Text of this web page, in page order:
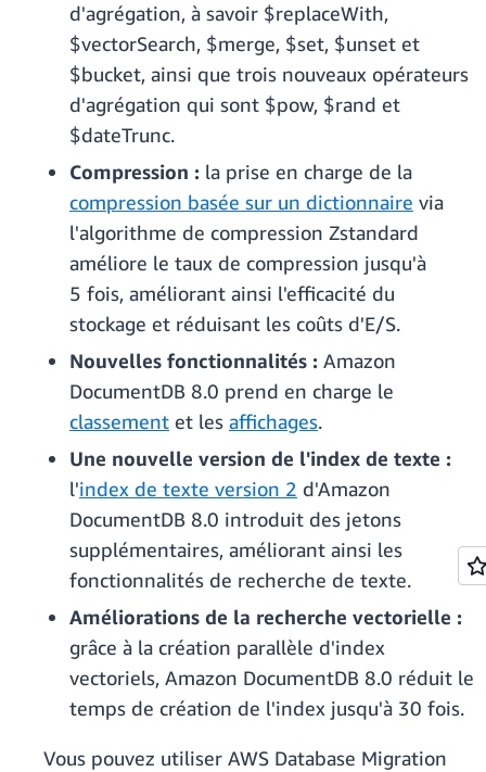
d'agrégation, à savoir $replaceWith,
$vectorSearch, $merge, $set, $unset et
$bucket, ainsi que trois nouveaux opérateurs
d'agrégation qui sont $pow, $rand et
$dateTrunc.
Compression : la prise en charge de la
compression basée sur un dictionnaire via
l'algorithme de compression Zstandard
améliore le taux de compression jusqu'à
5 fois, améliorant ainsi l'efficacité du
stockage et réduisant les coûts d'E/S.
Nouvelles fonctionnalités : Amazon
DocumentDB 8.0 prend en charge le
classement et les affichages.
Une nouvelle version de l'index de texte :
l'index de texte version 2 d'Amazon
DocumentDB 8.0 introduit des jetons
supplémentaires, améliorant ainsi les
fonctionnalités de recherche de texte.
Améliorations de la recherche vectorielle :
grâce à la création parallèle d'index
vectoriels, Amazon DocumentDB 8.0 réduit le
temps de création de l'index jusqu'à 30 fois.
Vous pouvez utiliser AWS Database Migration